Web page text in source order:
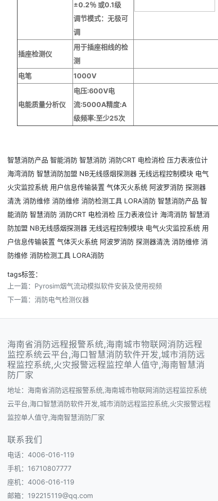
±0.2％ 或0.1级
调节模式：无极可
调
插座检测仪
用于插座相线的检
测
电笔
1000V
电能质量分析仪
电压:600V电
流:5000A精度:A
级频率:至少25次
智慧消防产品 智能消防 智慧消防 消防CRT 电检消检 压力表液位计
海湾消防 智慧消防加盟 NB无线感烟探测器 无线远程控制模块 电气
火灾监控系统 用户信息传输装置 气体灭火系统 阿波罗消防 探测器
清洗 消防维修 消防维修 消防检测工具 LORA消防 智慧消防产品 智
能消防 智慧消防 消防CRT 电检消检 压力表液位计 海湾消防 智慧消
防加盟 NB无线感烟探测器 无线远程控制模块 电气火灾监控系统 用
户信息传输装置 气体灭火系统 阿波罗消防 探测器清洗 消防维修 消
防维修 消防检测工具 LORA消防
tags标签：
上一篇： Pyrosim烟气流动模拟软件安装及使用视频
下一篇： 消防电气检测仪器
海南省消防远程报警系统,海南城市物联网消防远程
监控系统云平台,海口智慧消防软件开发,城市消防远
程监控系统,火灾报警远程监控单人值守,海南智慧消
防厂家
地址：海南省消防远程报警系统,海南城市物联网消防远程监控系统
云平台,海口智慧消防软件开发,城市消防远程监控系统,火灾报警远程
监控单人值守,海南智慧消防厂家
联系我们
电话：4006-016-119
手机：16710807777
座机：4006-016-119
邮箱：192215119@qq.com